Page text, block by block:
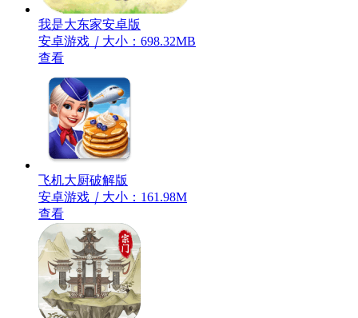
我是大东家安卓版
安卓游戏 ｜ 大小：698.32MB
查看
飞机大厨破解版
安卓游戏 ｜ 大小：161.98M
查看